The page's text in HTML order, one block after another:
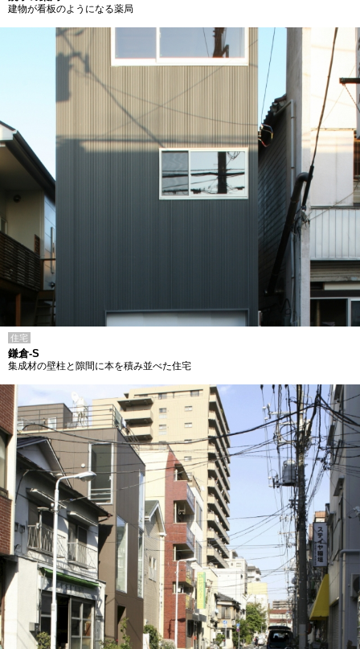
建物が看板のようになる薬局
住宅
鎌倉-S
集成材の壁柱と隙間に本を積み並べた住宅